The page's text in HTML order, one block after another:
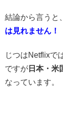
結論から言うと、
は見れません！
じつはNetflixで
ですが 日本・米
なっています。